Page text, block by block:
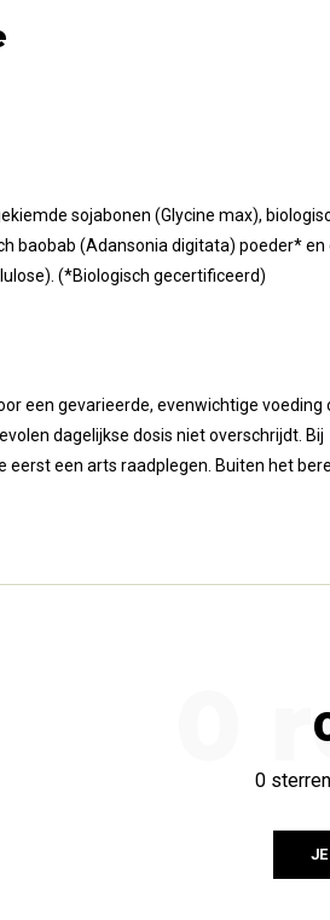
sojabonen (Glycine max),
baobab (Adansonia digitata) poeder* en
(*Biologisch gecertificeerd)
een gevarieerde, evenwichtige voeding
dagelijkse dosis niet overschrijdt. Bij
een arts raadplegen. Buiten het
0
0